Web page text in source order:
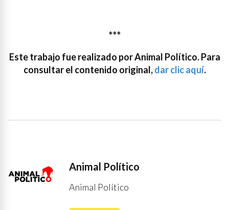
***
Este trabajo fue realizado por Animal Político. Para
consultar el contenido original,dar clic aquí.
Animal Político
Animal Político